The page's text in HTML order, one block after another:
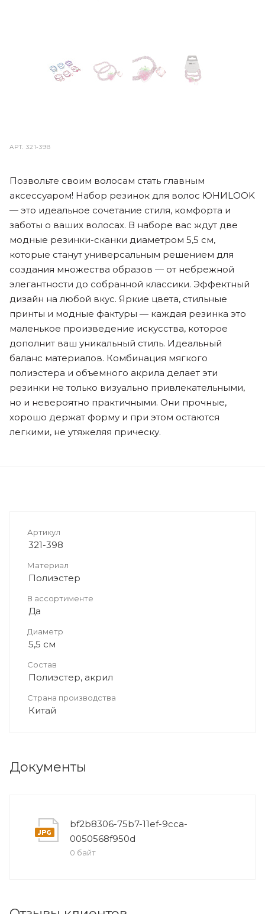
АРТ.321-398
Позвольте своим волосам стать главным
аксессуаром! Набор резинок для волос ЮНИLOOK
— это идеальное сочетание стиля, комфорта и
заботы о ваших волосах. В наборе вас ждут две
модные резинки-сканки диаметром 5,5 см,
которые станут универсальным решением для
создания множества образов — от небрежной
элегантности до собранной классики. Эффектный
дизайн на любой вкус. Яркие цвета, стильные
принты и модные фактуры — каждая резинка это
маленькое произведение искусства, которое
дополнит ваш уникальный стиль. Идеальный
баланс материалов. Комбинация мягкого
полиэстера и объемного акрила делает эти
резинки не только визуально привлекательными,
но и невероятно практичными. Они прочные,
хорошо держат форму и при этом остаются
легкими, не утяжеляя прическу.
Артикул
321-398
Материал
Полиэстер
В ассортименте
Да
Диаметр
5,5 см
Состав
Полиэстер, акрил
Страна производства
Китай
Документы
bf2b8306-75b7-11ef-9cca-
0050568f950d
0 байт